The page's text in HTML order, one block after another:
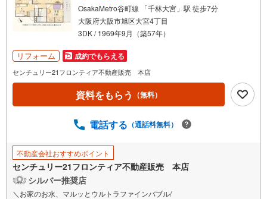
OsakaMetro谷町線 「千林大宮」駅 徒歩7分
大阪府大阪市旭区大宮4丁目
3DK / 1969年9月（築57年）
リフォーム 成約でもらえる
センチュリー21フロンティア不動産販売 本店
資料をもらう （無料）
電話する （通話料無料）
不動産会社おすすめポイント
センチュリー21フロンティア不動産販売 本店
シルバー推奨店
＼お家のお水、マルッとウルトラファインバブル/